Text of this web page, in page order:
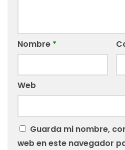
Nombre *
Web
Guarda mi nombre,
web en este navegador